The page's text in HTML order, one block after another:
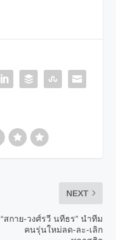
NEXT
“สกาย-วงศ์รวี นทีธร” นำทีม
คนรุ่นใหม่ลด-ละ-เลิก